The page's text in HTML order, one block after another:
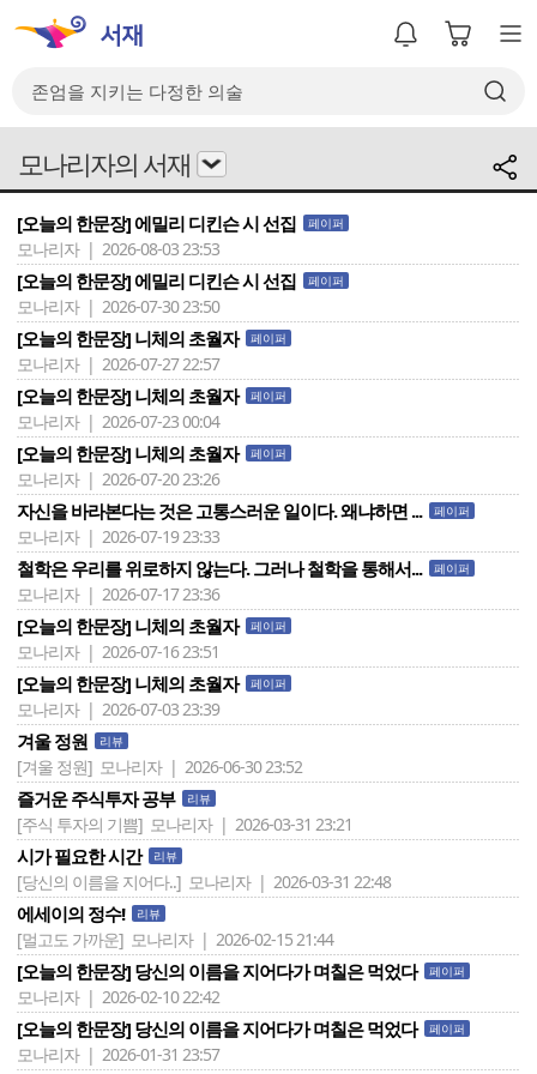
모나리자의 서재
[오늘의 한문장] 에밀리 디킨슨 시 선집 페이퍼
모나리자 | 2026-08-03 23:53
[오늘의 한문장] 에밀리 디킨슨 시 선집 페이퍼
모나리자 | 2026-07-30 23:50
[오늘의 한문장] 니체의 초월자 페이퍼
모나리자 | 2026-07-27 22:57
[오늘의 한문장] 니체의 초월자 페이퍼
모나리자 | 2026-07-23 00:04
[오늘의 한문장] 니체의 초월자 페이퍼
모나리자 | 2026-07-20 23:26
자신을 바라본다는 것은 고통스러운 일이다. 왜냐하면 ... 페이퍼
모나리자 | 2026-07-19 23:33
철학은 우리를 위로하지 않는다. 그러나 철학을 통해서... 페이퍼
모나리자 | 2026-07-17 23:36
[오늘의 한문장] 니체의 초월자 페이퍼
모나리자 | 2026-07-16 23:51
[오늘의 한문장] 니체의 초월자 페이퍼
모나리자 | 2026-07-03 23:39
겨울 정원 리뷰
[겨울 정원] 모나리자 | 2026-06-30 23:52
즐거운 주식투자 공부 리뷰
[주식 투자의 기쁨] 모나리자 | 2026-03-31 23:21
시가 필요한 시간 리뷰
[당신의 이름을 지어다..] 모나리자 | 2026-03-31 22:48
에세이의 정수! 리뷰
[멀고도 가까운] 모나리자 | 2026-02-15 21:44
[오늘의 한문장] 당신의 이름을 지어다가 며칠은 먹었다 페이퍼
모나리자 | 2026-02-10 22:42
[오늘의 한문장] 당신의 이름을 지어다가 며칠은 먹었다 페이퍼
모나리자 | 2026-01-31 23:57